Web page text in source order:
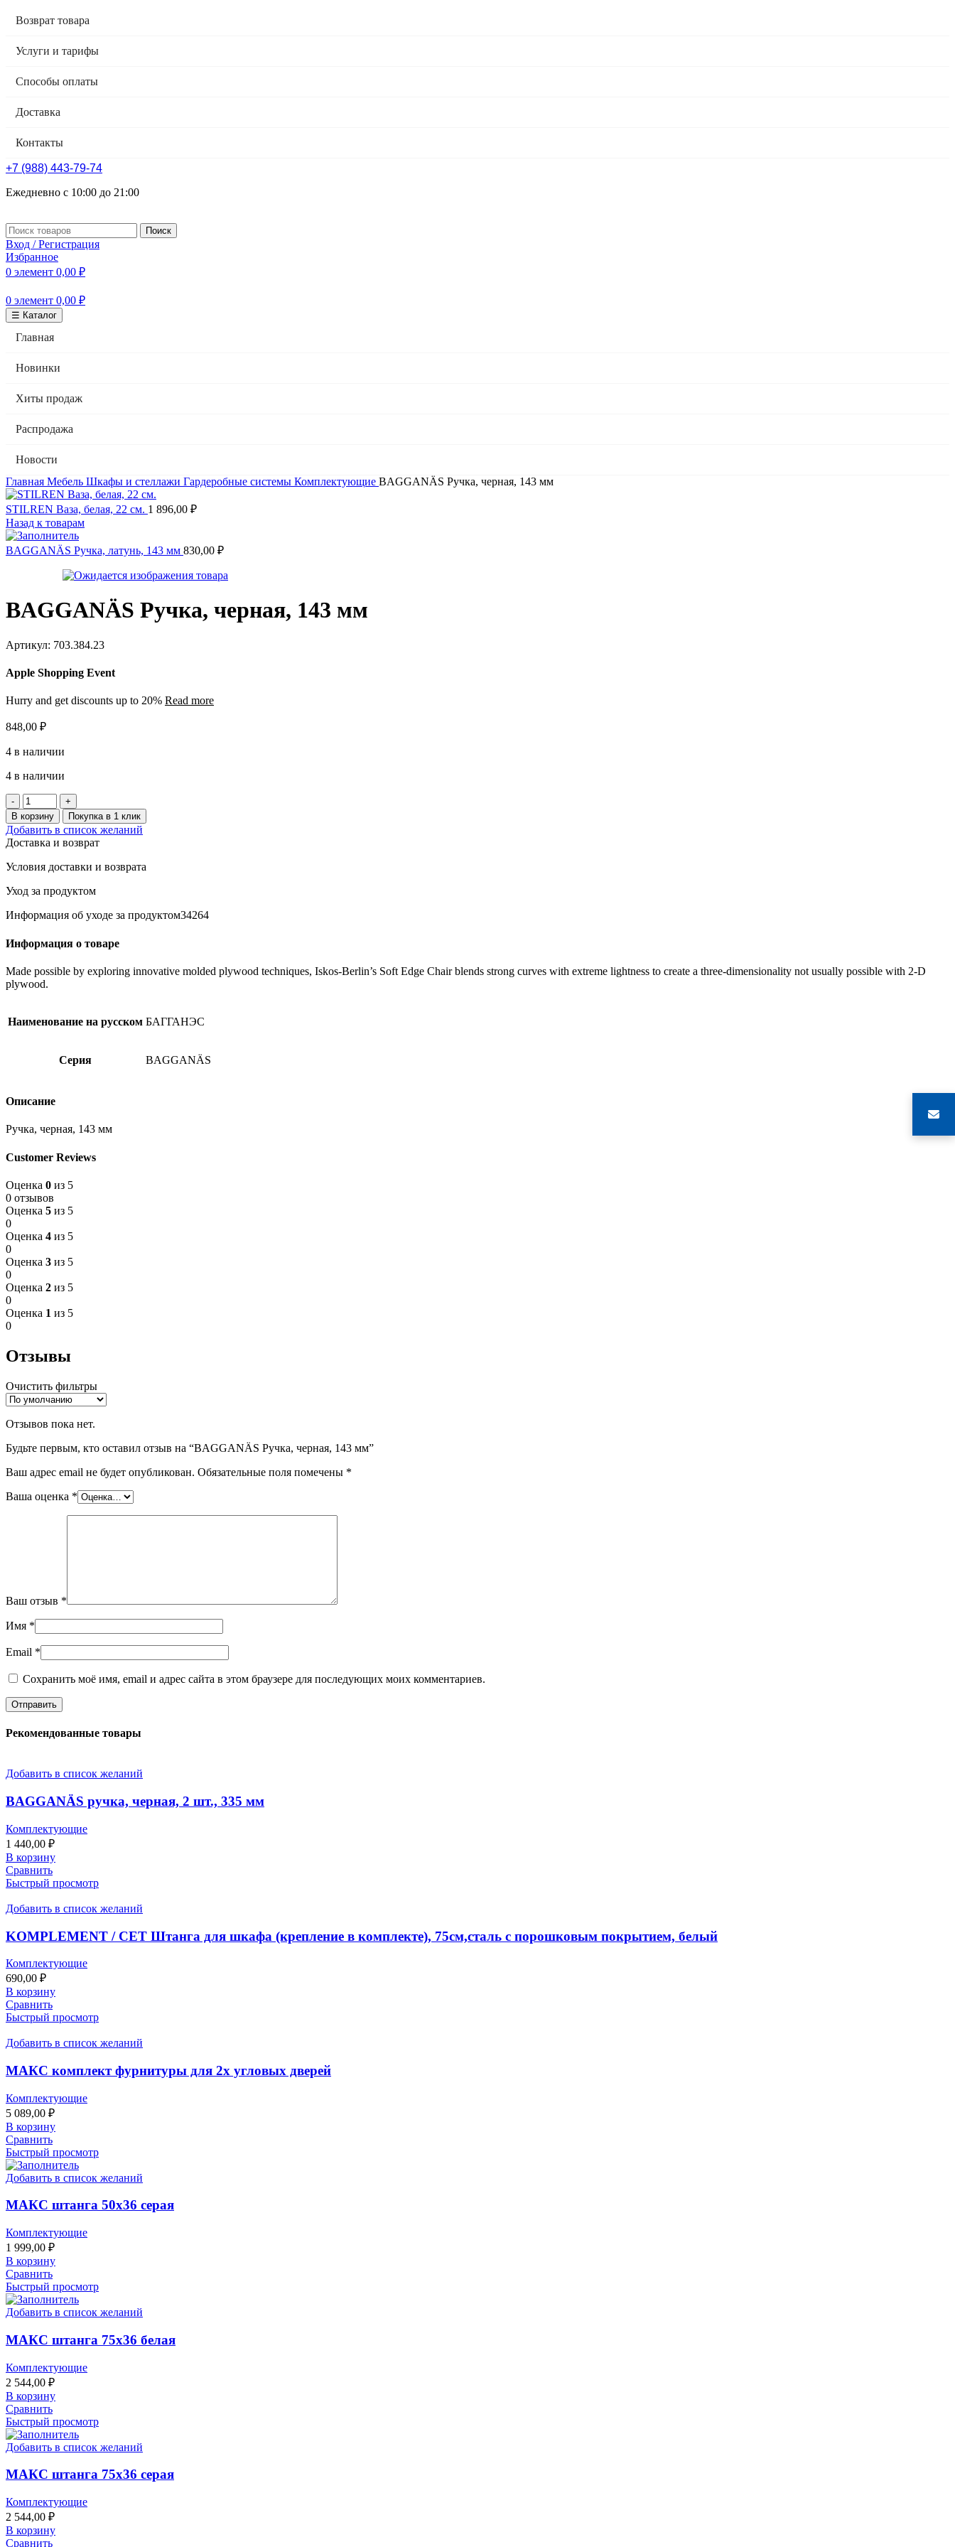
Возврат товара
Услуги и тарифы
Способы оплаты
Доставка
Контакты
+7 (988) 443-79-74
Ежедневно с 10:00 до 21:00
Поиск
Вход / Регистрация
Избранное
0 элемент 0,00 ₽
0 элемент 0,00 ₽
☰ Каталог
Главная
Новинки
Хиты продаж
Распродажа
Новости
Главная Мебель Шкафы и стеллажи Гардеробные системы Комплектующие BAGGANÄS Ручка, черная, 143 мм
STILREN Ваза, белая, 22 см. 1 896,00 ₽
Назад к товарам
BAGGANÄS Ручка, латунь, 143 мм 830,00 ₽
BAGGANÄS Ручка, черная, 143 мм
Артикул: 703.384.23
Apple Shopping Event
Hurry and get discounts up to 20% Read more
848,00 ₽
4 в наличии
4 в наличии
Количество
товара
BAGGANÄS
Ручка,
черная,
143
В корзину Покупка в 1 клик
Добавить в список желаний
Доставка и возврат
Условия доставки и возврата
Уход за продуктом
Информация об уходе за продуктом34264
Информация о товаре
Made possible by exploring innovative molded plywood techniques, Iskos-Berlin’s Soft Edge Chair blends strong curves with extreme lightness to create a three-dimensionality not usually possible with 2-D
plywood.
Наименование на русском БАГГАНЭС
Серия BAGGANÄS
Описание
Ручка, черная, 143 мм
Customer Reviews
Оценка 0 из 5
0 отзывов
Оценка 5 из 5
0
Оценка 4 из 5
0
Оценка 3 из 5
0
Оценка 2 из 5
0
Оценка 1 из 5
0
Отзывы
Очистить фильтры
Отзывов пока нет.
Будьте первым, кто оставил отзыв на “BAGGANÄS Ручка, черная, 143 мм”
Ваш адрес email не будет опубликован. Обязательные поля помечены *
Ваша оценка *
Ваш отзыв *
Имя *
Email *
Сохранить моё имя, email и адрес сайта в этом браузере для последующих моих комментариев.
Рекомендованные товары
Добавить в список желаний
BAGGANÄS ручка, черная, 2 шт., 335 мм
Комплектующие
1 440,00 ₽
В корзину
Сравнить
Быстрый просмотр
Добавить в список желаний
KOMPLEMENT / СЕТ Штанга для шкафа (крепление в комплекте), 75см,сталь с порошковым покрытием, белый
Комплектующие
690,00 ₽
В корзину
Сравнить
Быстрый просмотр
Добавить в список желаний
МАКС комплект фурнитуры для 2х угловых дверей
Комплектующие
5 089,00 ₽
В корзину
Сравнить
Быстрый просмотр
Добавить в список желаний
МАКС штанга 50х36 серая
Комплектующие
1 999,00 ₽
В корзину
Сравнить
Быстрый просмотр
Добавить в список желаний
МАКС штанга 75х36 белая
Комплектующие
2 544,00 ₽
В корзину
Сравнить
Быстрый просмотр
Добавить в список желаний
МАКС штанга 75х36 серая
Комплектующие
2 544,00 ₽
В корзину
Сравнить